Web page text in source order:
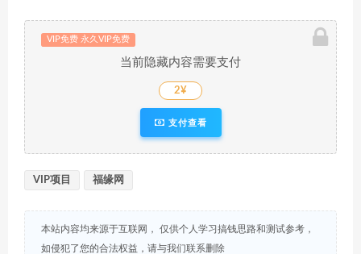
VIP免费 永久VIP免费
当前隐藏内容需要支付
2¥
支付查看
VIP项目 福缘网
本站内容均来源于互联网， 仅供个人学习搞钱思路和测试参考，
如侵犯了您的合法权益，请与我们联系删除